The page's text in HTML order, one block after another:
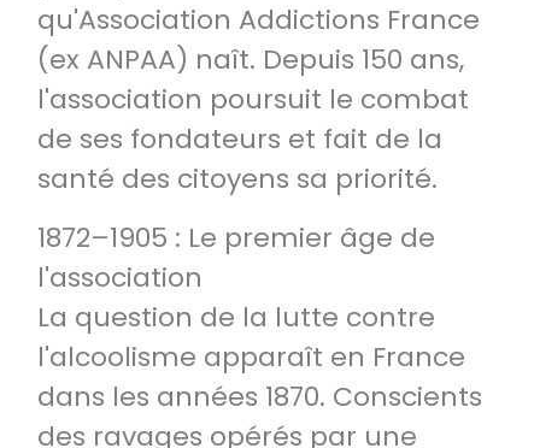
qu'Association Addictions France
(ex ANPAA) naît. Depuis 150 ans,
l'association poursuit le combat
de ses fondateurs et fait de la
santé des citoyens sa priorité.
1872–1905 : Le premier âge de
l'association
La question de la lutte contre
l'alcoolisme apparaît en France
dans les années 1870. Conscients
des ravages opérés par une